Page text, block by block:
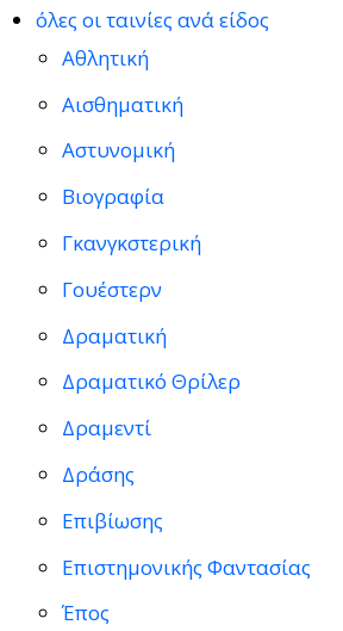
όλες οι ταινίες ανά είδος
Αθλητική
Αισθηματική
Αστυνομική
Βιογραφία
Γκανγκστερική
Γουέστερν
Δραματική
Δραματικό Θρίλερ
Δραμεντί
Δράσης
Επιβίωσης
Επιστημονικής Φαντασίας
Έπος